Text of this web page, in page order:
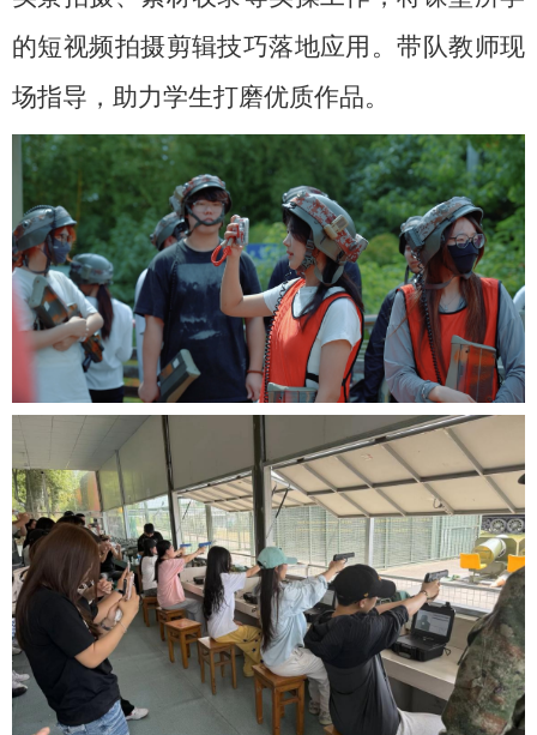
的短视频拍摄剪辑技巧落地应用。带队教师现
场指导，助力学生打磨优质作品。